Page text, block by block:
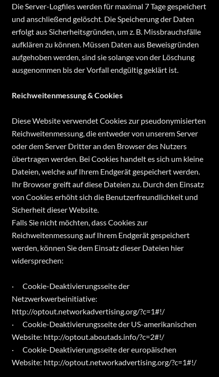
Die Server-Logfiles werden für maximal 7 Tage gespeichert
und anschließend gelöscht. Die Speicherung der Daten
erfolgt aus Sicherheitsgründen, um z. B. Missbrauchsfälle
aufklären zu können. Müssen Daten aus Beweisgründen
aufgehoben werden, sind sie solange von der Löschung
ausgenommen bis der Vorfall endgültig geklärt ist.
Reichweitenmessung & Cookies
Diese Website verwendet Cookies zur pseudonymisierten
Reichweitenmessung, die entweder von unserem Server
oder dem Server Dritter an den Browser des Nutzers
übertragen werden. Bei Cookies handelt es sich um kleine
Dateien, welche auf Ihrem Endgerät gespeichert werden.
Ihr Browser greift auf diese Dateien zu. Durch den Einsatz
von Cookies erhöht sich die Benutzerfreundlichkeit und
Sicherheit dieser Website.
Falls Sie nicht möchten, dass Cookies zur
Reichweitenmessung auf Ihrem Endgerät gespeichert
werden, können Sie dem Einsatz dieser Dateien hier
widersprechen:
· Cookie-Deaktivierungsseite der
Netzwerkwerbeinitiative:
http://optout.networkadvertising.org/?c=1#!/
· Cookie-Deaktivierungsseite der US-amerikanischen
Website: http://optout.aboutads.info/?c=2#!/
· Cookie-Deaktivierungsseite der europäischen
Website: http://optout.networkadvertising.org/?c=1#!/